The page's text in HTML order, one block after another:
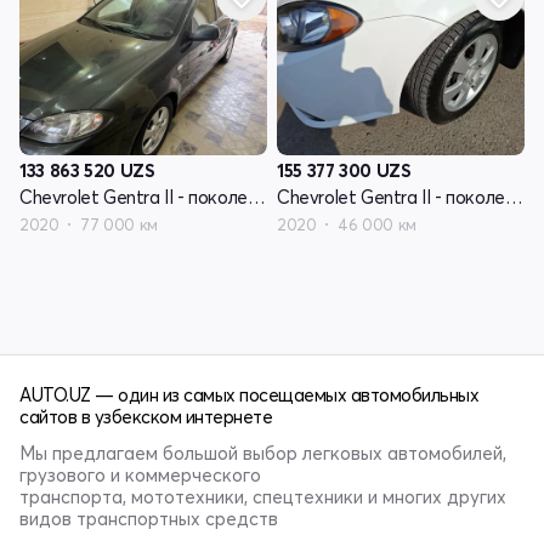
133 863 520 UZS
Chevrolet Gentra II - поколение
2020 77 000 км
155 377 300 UZS
Chevrolet Gentra II - поколение
2020 46 000 км
AUTO.UZ — один из самых посещаемых автомобильных
сайтов в узбекском интернете
Мы предлагаем большой выбор легковых автомобилей,
грузового и коммерческого
транспорта, мототехники, спецтехники и многих других
видов транспортных средств